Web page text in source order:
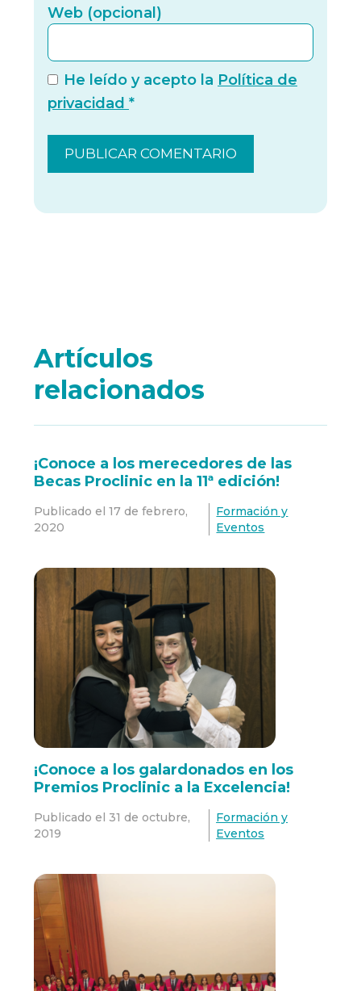
Web (opcional)
He leído y acepto la Política de
privacidad *
Artículos
relacionados
¡Conoce a los merecedores de las
Becas Proclinic en la 11ª edición!
Publicado el 17 de febrero,
2020
Formación y
Eventos
¡Conoce a los galardonados en los
Premios Proclinic a la Excelencia!
Publicado el 31 de octubre,
2019
Formación y
Eventos